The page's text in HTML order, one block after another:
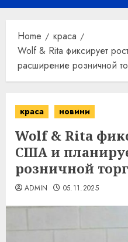
Menu
Home
краса
Wolf & Rita фиксирует
расширение розничной
краса новини
Wolf & Rita
США и
розничной
ADMIN 05.11.2025